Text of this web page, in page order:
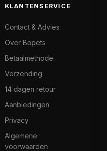
KLANTENSERVICE
Contact & Advies
Over Bopets
Betaalmethode
Verzending
14 dagen retour
Aanbiedingen
Privacy
Algemene
voorwaarden